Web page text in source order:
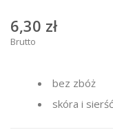
6,30 zł
Brutto
bez zbóż
skóra i sierść